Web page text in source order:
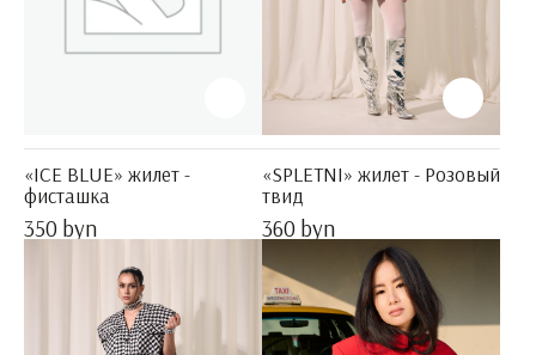
«ICE BLUE» жилет -
фисташка
350 byn
«SPLETNI» жилет - Розовый
твид
360 byn